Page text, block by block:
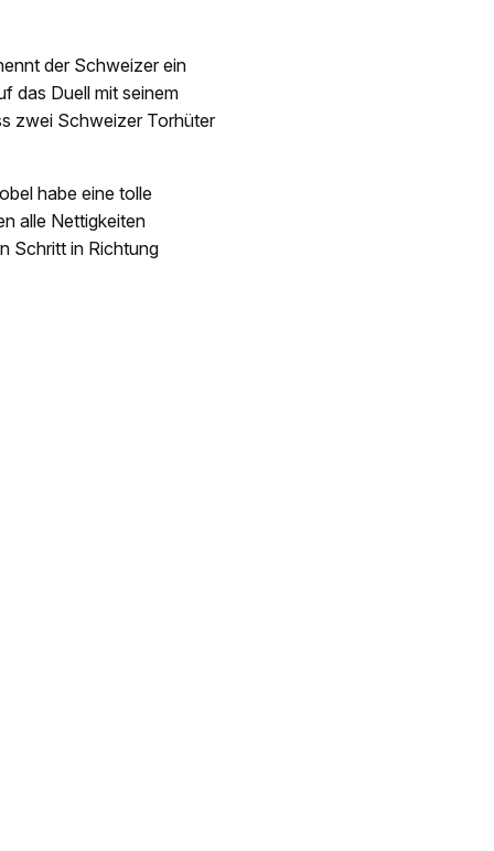
der Schweizer ein
das Duell mit seinem
zwei Schweizer Torhüter
habe eine tolle
alle Nettigkeiten
Schritt in Richtung